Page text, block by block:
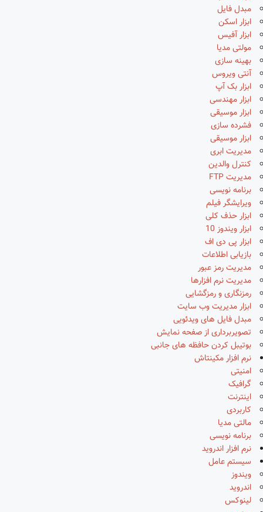
مبدل فایل
ابزار اسکن
ابزار آفیس
مولتی مدیا
بهینه سازی
آنتی ویروس
ابزار بک آپ
ابزار مهندسی
ابزار موسیقی
فشرده سازی
ابزار موسیقی
مدیریت ابری
کنترل والدین
مدیریت FTP
برنامه نویسی
ویرایشگر فیلم
ابزار حذف کلی
ابزار ویندوز 10
ابزار پی دی اف
بازیابی اطلاعات
مدیریت رمز عبور
مدیریت نرم افزارها
رمزنگاری و رمزگشایی
ابزار مدیریت وب سایت
مبدل فایل های ویدئویی
تصویربرداری از صفحه نمایش
بوتیبل کردن حافظه های جانبی
نرم افزار مکینتاش
امنیتی
گرافیک
اینترنت
کاربردی
مالتی مدیا
برنامه نویسی
نرم افزار اندروید
سیستم عامل
ویندوز
اندروید
لینوکس